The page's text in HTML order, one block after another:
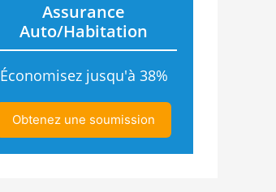
Assurance
Auto/Habitation
Économisez jusqu'à 38%
Obtenez une soumission